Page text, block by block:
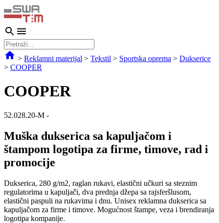
> Reklamni materijal > Tekstil > Sportska oprema > Dukserice
> COOPER
COOPER
52.028.20-M -
Muška dukserica sa kapuljačom i
štampom logotipa za firme, timove, rad i
promocije
Dukserica, 280 g/m2, raglan rukavi, elastični učkuri sa steznim
regulatorima u kapuljači, dva prednja džepa sa rajsferšlusom,
elastični paspuli na rukavima i dnu. Unisex reklamna dukserica sa
kapuljačom za firme i timove. Mogućnost štampe, veza i brendiranja
logotipa kompanije.